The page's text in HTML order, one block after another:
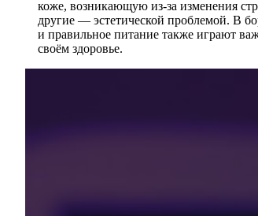
коже, возникающую из-за изменения
другие — эстетической проблемой. В
и правильное питание также играют
своём здоровье.